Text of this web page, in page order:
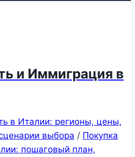
и Иммиграция в
в Италии: регионы, цены,
выбора / Покупка
пошаговый план,